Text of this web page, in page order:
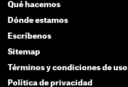
Qué hacemos
Dónde estamos
Escríbenos
Sitemap
Términos y condiciones de uso
Política de privacidad